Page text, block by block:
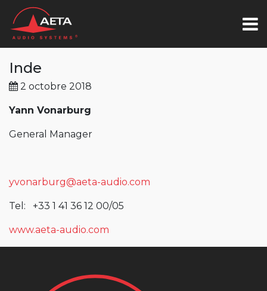
Inde
2 octobre 2018
Yann Vonarburg
General Manager
yvonarburg@aeta-audio.com
Tel: +33 1 41 36 12 00/05
www.aeta-audio.com